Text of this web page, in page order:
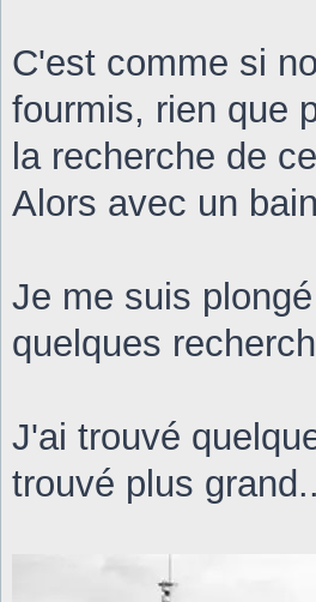
C'est comme si
fourmis, rien que
la recherche de
Alors avec un
Je me suis
quelques
J'ai trouvé
trouvé plus